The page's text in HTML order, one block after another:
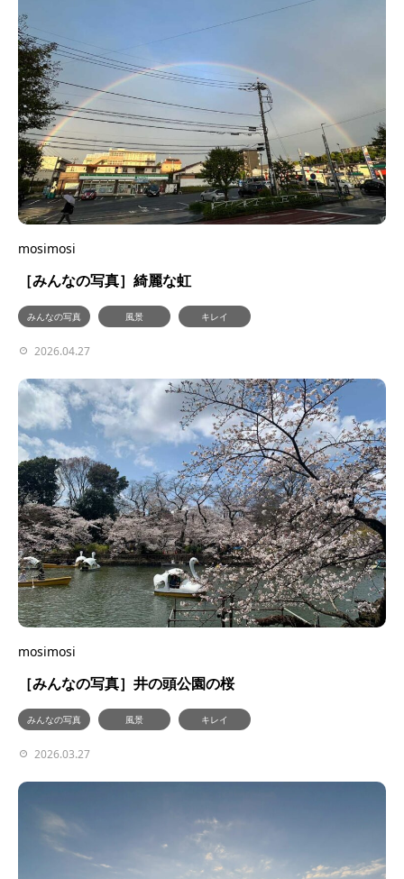
mosimosi
［みんなの写真］綺麗な虹
みんなの写真 風景 キレイ
2026.04.27
mosimosi
［みんなの写真］井の頭公園の桜
みんなの写真 風景 キレイ
2026.03.27